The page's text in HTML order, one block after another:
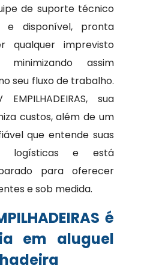
de suporte técnico
e disponível, pronta
qualquer imprevisto
minimizando assim
seu fluxo de trabalho.
sua
custos, além de um
que entende suas
logísticas e está
para oferecer
e sob medida.
é
em aluguel